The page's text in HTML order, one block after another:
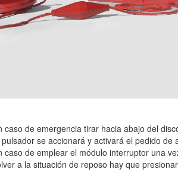
caso de emergencia tirar hacia abajo del
se accionará y activará el pedido de
caso de emplear el módulo interruptor una
a la situación de reposo hay que